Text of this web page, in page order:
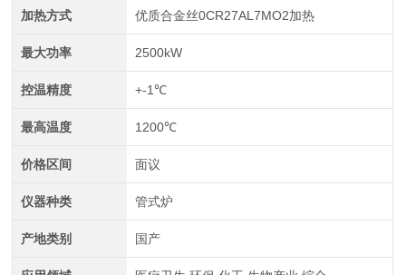
加热方式 优质合金丝0CR27AL7MO2加热
最大功率 2500kW
控温精度 +-1℃
最高温度 1200℃
价格区间 面议
仪器种类 管式炉
产地类别 国产